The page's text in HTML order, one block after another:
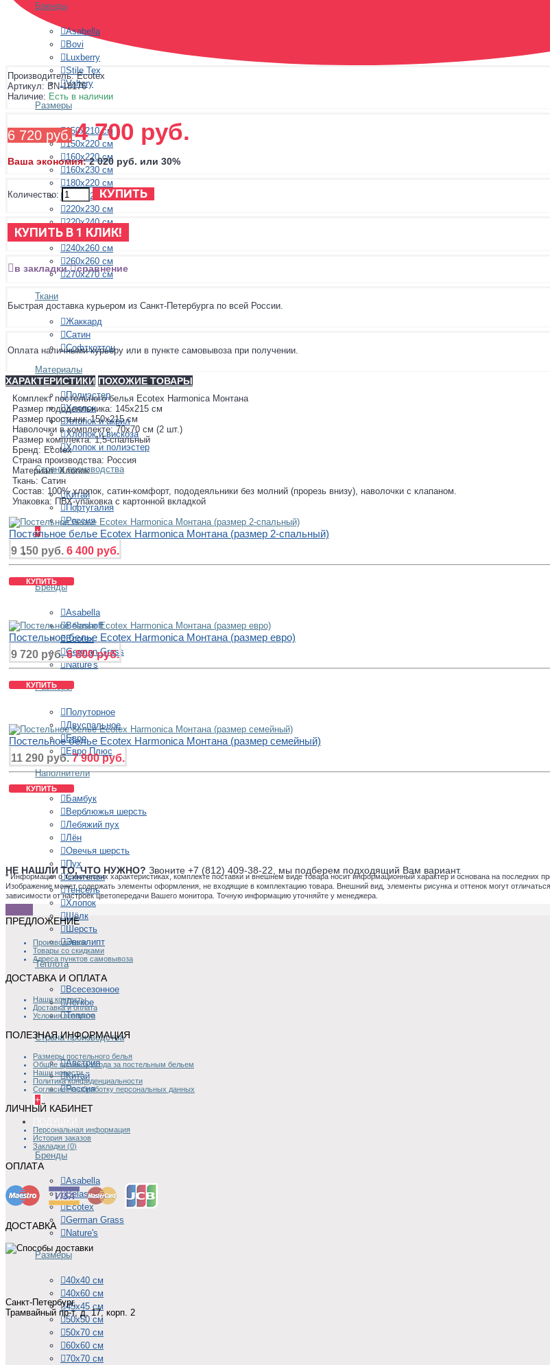
Бренды
Asabella
Bovi
Luxberry
Stile Tex
Valtery
Размеры
150х210 см
150х220 см
160х220 см
160х230 см
180х220 см
200х220 см
220х230 см
220х240 см
230х250 см
240х260 см
260х260 см
270х270 см
Ткани
Жаккард
Сатин
Софткоттон
Материалы
Полиэстер
Хлопок
Хлопок и акрил
Хлопок и вискоза
Хлопок и полиэстер
Страна производства
Китай
Португалия
Россия
+
ОДЕЯЛА
Бренды
Asabella
Belashoff
Ecotex
German Grass
Nature's
Размеры
Полуторное
Двуспальное
Евро
Евро Плюс
Наполнители
Бамбук
Верблюжья шерсть
Лебяжий пух
Лён
Овечья шерсть
Пух
Синтепон
Тенсель
Хлопок
Шёлк
Шерсть
Эвкалипт
Теплота
Всесезонное
Легкое
Теплое
Страна производства
Австрия
Китай
Россия
+
Бренды
Asabella
Belashoff
Ecotex
German Grass
Nature's
Размеры
40х40 см
40х60 см
45х45 см
50х50 см
50х70 см
60х60 см
70х70 см
Производитель:Ecotex
Артикул: BN-18176
Наличие: Есть в наличии
6 720 руб. 4 700 руб.
Ваша экономия: 2 020 руб. или 30%
Количество: КУПИТЬ
КУПИТЬ В 1 КЛИК!
в закладки сравнение
Быстрая доставка курьером из Санкт-Петербурга по всей России.
Оплата наличными курьеру или в пункте самовывоза при получении.
ХАРАКТЕРИСТИКИ ПОХОЖИЕ ТОВАРЫ
Комплект постельного белья Ecotex Harmonica Монтана
Размер пододеяльника: 145х215 см
Размер простыни: 150х215 см
Наволочки в комплекте: 70х70 см (2 шт.)
Размер комплекта: 1,5-спальный
Бренд: Ecotex
Страна производства: Россия
Материал: Хлопок
Ткань: Сатин
Состав: 100% хлопок, сатин-комфорт, пододеяльники без молний (прорезь внизу), наволочки с клапаном.
Упаковка: ПВХ-упаковка с картонной вкладкой
Постельное белье Ecotex Harmonica Монтана (размер 2-спальный)
9 150 руб. 6 400 руб.
КУПИТЬ
Постельное белье Ecotex Harmonica Монтана (размер евро)
9 720 руб. 6 800 руб.
КУПИТЬ
Постельное белье Ecotex Harmonica Монтана (размер семейный)
11 290 руб. 7 900 руб.
КУПИТЬ
НЕ НАШЛИ ТО, ЧТО НУЖНО? Звоните +7 (812) 409-38-22, мы подберем подходящий Вам вариант.
* Информация о технических характеристиках, комплекте поставки и внешнем виде товара носит информационный характер и основана на последних
Изображение может содержать элементы оформления, не входящие в комплектацию товара. Внешний вид, элементы рисунка и оттенок могут
зависимости от настроек цветопередачи Вашего монитора. Точную информацию уточняйте у менеджера.
ПРЕДЛОЖЕНИЕ
Производители
Товары со скидками
Адреса пунктов самовывоза
ДОСТАВКА И ОПЛАТА
Наши контакты
Доставка и оплата
Условия возврата
ПОЛЕЗНАЯ ИНФОРМАЦИЯ
Размеры постельного белья
Общие правила ухода за постельным бельем
Наши новости
Политика конфиденциальности
Согласие на обработку персональных данных
ЛИЧНЫЙ КАБИНЕТ
Персональная информация
История заказов
Закладки (0)
ОПЛАТА
ДОСТАВКА
Санкт-Петербург,
Трамвайный пр-т, д. 17, корп. 2